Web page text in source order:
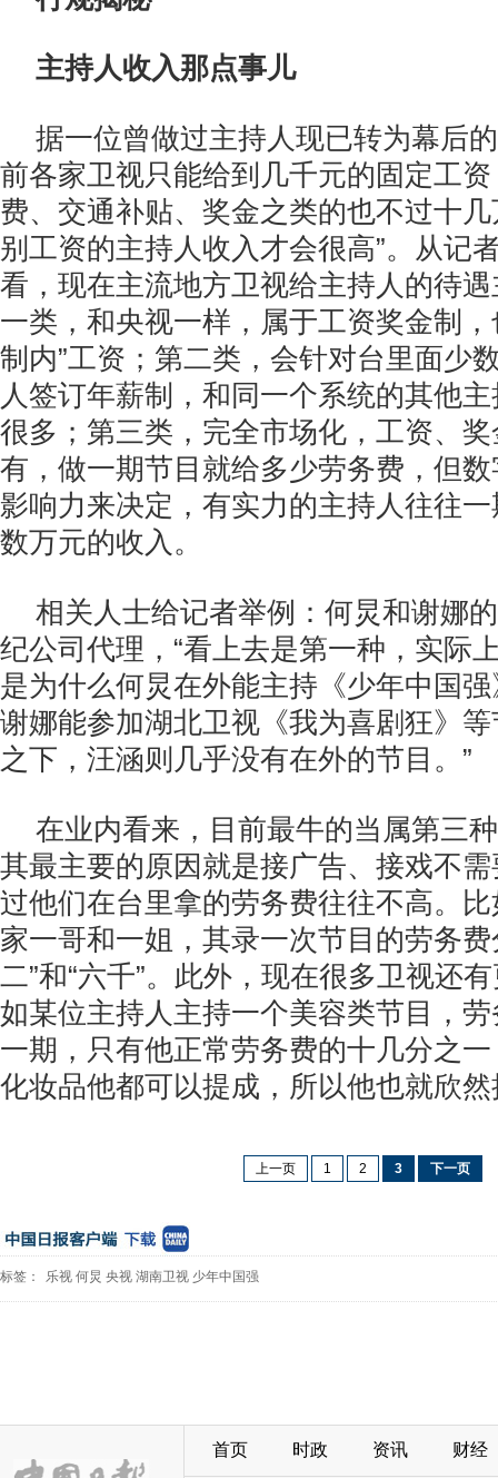
主持人收入那点事儿
据一位曾做过主持人现已转为幕后
前各家卫视只能给到几千元的固定工资
费、交通补贴、奖金之类的也不过十
别工资的主持人收入才会很高”。从记
看，现在主流地方卫视给主持人的待
一类，和央视一样，属于工资奖金制
制内”工资；第二类，会针对台里面少
人签订年薪制，和同一个系统的其他
很多；第三类，完全市场化，工资、
有，做一期节目就给多少劳务费，但
影响力来决定，有实力的主持人往往
数万元的收入。
相关人士给记者举例：何炅和谢娜
纪公司代理，“看上去是第一种，实际
是为什么何炅在外能主持《少年中国
谢娜能参加湖北卫视《我为喜剧狂》
之下，汪涵则几乎没有在外的节目。”
在业内看来，目前最牛的当属第三
其最主要的原因就是接广告、接戏不
过他们在台里拿的劳务费往往不高。
家一哥和一姐，其录一次节目的劳务费
二”和“六千”。此外，现在很多卫视还
如某位主持人主持一个美容类节目，
一期，只有他正常劳务费的十几分之
化妆品他都可以提成，所以他也就欣
上一页 1 2 3 下一页
标签： 乐视 何炅 央视 湖南卫视 少年中国强
首页 时政 资讯 财经